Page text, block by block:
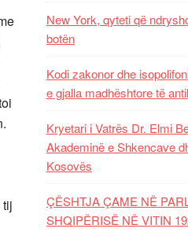
New York, qyteti që
botën
Kodi zakonor dhe
e gjalla madhështore të
Kryetari i Vatrës Dr. Elmi
Akademinë e Shkencave
Kosovës
ÇËSHTJA ÇAME NË
SHQIPËRISË NË VITIN